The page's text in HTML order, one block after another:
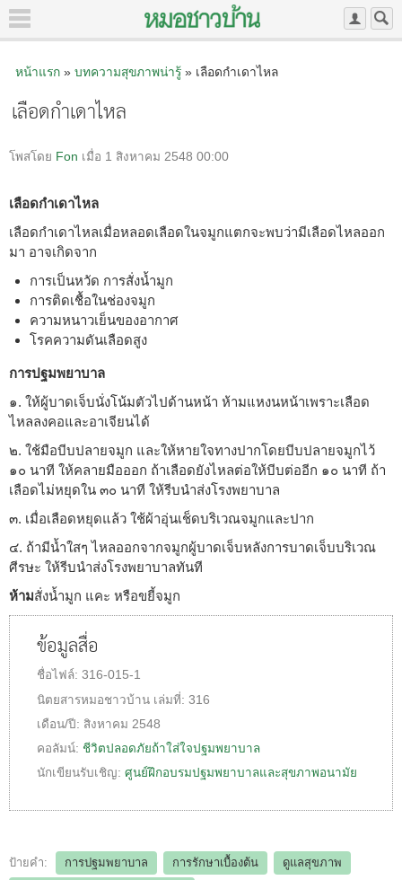
หน้าแรก» บทความสุขภาพน่ารู้» เลือดกำเดาไหล
เลือดกำเดาไหล
โพสโดย Fon เมื่อ 1 สิงหาคม 2548 00:00
เลือดกำเดาไหล
เลือดกำเดาไหลเมื่อหลอดเลือดในจมูกแตกจะพบว่ามีเลือดไหลออก
มา อาจเกิดจาก
การเป็นหวัด การสั่งน้ำมูก
การติดเชื้อในช่องจมูก
ความหนาวเย็นของอากาศ
โรคความดันเลือดสูง
การปฐมพยาบาล
๑. ให้ผู้บาดเจ็บนั่งโน้มตัวไปด้านหน้า ห้ามแหงนหน้าเพราะเลือด
ไหลลงคอและอาเจียนได้
๒. ใช้มือบีบปลายจมูก และให้หายใจทางปากโดยบีบปลายจมูกไว้
๑๐ นาที ให้คลายมือออก ถ้าเลือดยังไหลต่อให้บีบต่ออีก ๑๐ นาที ถ้า
เลือดไม่หยุดใน ๓๐ นาที ให้รีบนำส่งโรงพยาบาล
๓. เมื่อเลือดหยุดแล้ว ใช้ผ้าอุ่นเช็ดบริเวณจมูกและปาก
๔. ถ้ามีน้ำใสๆ ไหลออกจากจมูกผู้บาดเจ็บหลังการบาดเจ็บบริเวณ
ศีรษะ ให้รีบนำส่งโรงพยาบาลทันที
ห้ามสั่งน้ำมูก แคะ หรือขยี้จมูก
ข้อมูลสื่อ
ชื่อไฟล์: 316-015-1
นิตยสารหมอชาวบ้าน เล่มที่: 316
เดือน/ปี: สิงหาคม 2548
คอลัมน์: ชีวิตปลอดภัยถ้าใส่ใจปฐมพยาบาล
นักเขียนรับเชิญ: ศูนย์ฝึกอบรมปฐมพยาบาลและสุขภาพอนามัย
ป้ายคำ: การปฐมพยาบาล การรักษาเบื้องต้น
ดูแลสุขภาพ